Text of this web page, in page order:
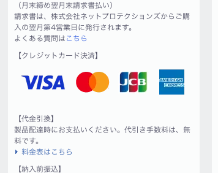
（月末締め翌月末請求書払い）
請求書は、株式会社ネットプロテクションズからご購
入の翌月第4営業日に発行されます。
よくある質問は こちら
【クレジットカード決済】
【代金引換】
製品配達時にお支払いください。代引き手数料は、無
料です。
料金表はこちら
【納入前振込】